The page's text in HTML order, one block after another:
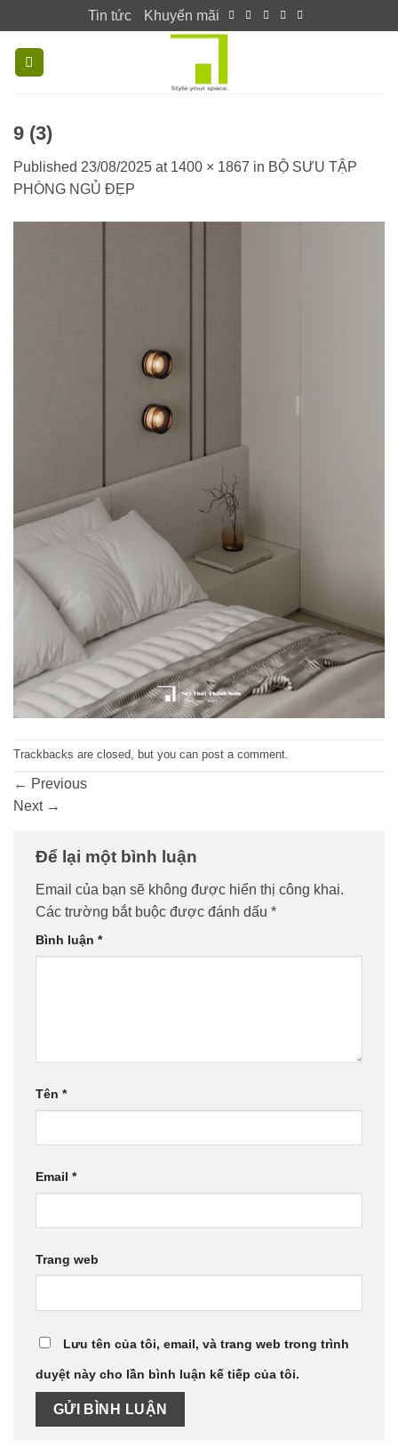
to
content
Tin tức Khuyến mãi
9 (3)
Published 23/08/2025 at 1400 × 1867 in BỘ SƯU TẬP
PHÒNG NGỦ ĐẸP
Trackbacks are closed, but you can post a comment
← Previous
Next →
Để lại một bình luận
Email của bạn sẽ không được hiển thị công khai.
Các trường bắt buộc được đánh dấu *
Bình luận *
Tên *
Email *
Trang web
Lưu tên của tôi, email, và trang web trong trình
duyệt này cho lần bình luận kế tiếp của tôi.